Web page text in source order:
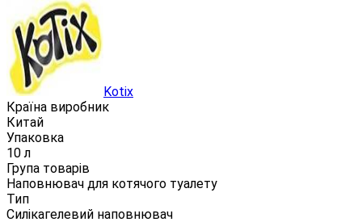
Kotix
Країна виробник
Китай
Упаковка
10 л
Група товарів
Наповнювач для котячого туалету
Тип
Силікагелевий наповнювач